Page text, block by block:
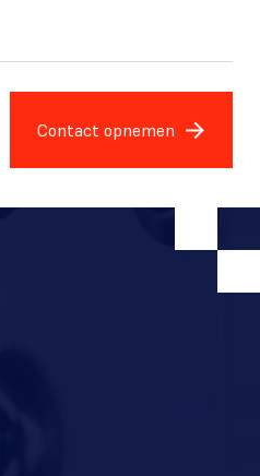
Contact opnemen